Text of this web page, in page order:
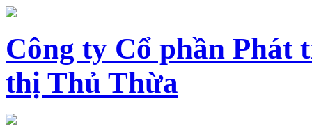
Công ty Cổ phần Phát
thị Thủ Thừa